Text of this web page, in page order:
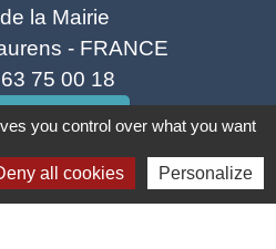
la Mairie
- FRANCE
75 00 18
par formulaire
you control over what you want
all cookies Personalize